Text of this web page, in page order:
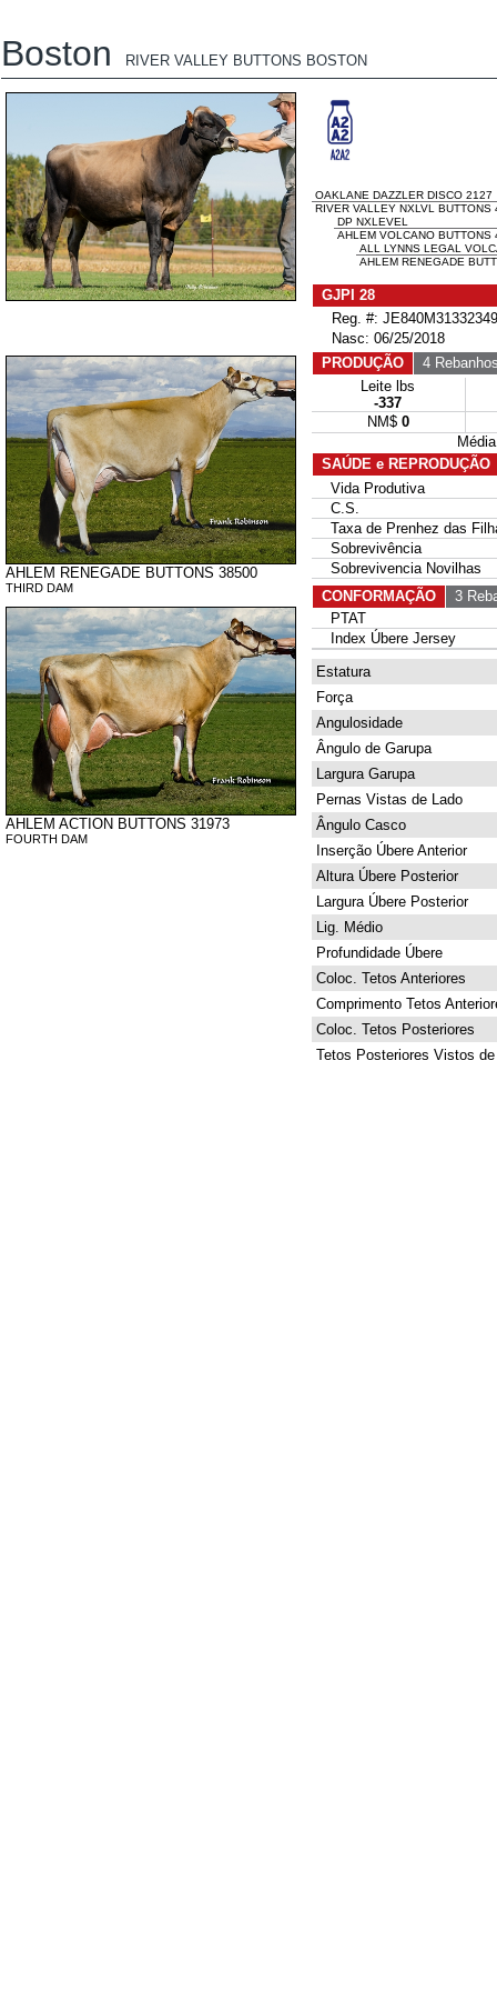
Boston RIVER VALLEY BUTTONS BOSTON
AHLEM RENEGADE BUTTONS 38500
THIRD DAM
AHLEM ACTION BUTTONS 31973
FOURTH DAM
OAKLANE DAZZLER DISCO 2127
RIVER VALLEY NXLVL BUTTONS
DP NXLEVEL
AHLEM VOLCANO
ALL LYNNS LEGAL
AHLEM RENEGADE
GJPI 28
Reg. #:
Nasc: 06/25/2018
PRODUÇÃO
4
Leite lbs
-337
NM$ 0
SAÚDE e REPRODUÇÃO
Vida Produtiva
C.S.
Taxa de Prenhez das
Sobrevivência
Sobrevivencia Novilhas
CONFORMAÇÃO
3
PTAT
Index Úbere Jersey
Estatura
Força
Angulosidade
Ângulo de Garupa
Largura Garupa
Pernas Vistas de Lado
Ângulo Casco
Inserção Úbere Anterior
Altura Úbere Posterior
Largura Úbere Posterior
Lig. Médio
Profundidade Úbere
Coloc. Tetos Anteriores
Comprimento Tetos
Coloc. Tetos Posteriores
Tetos Posteriores Vistos de